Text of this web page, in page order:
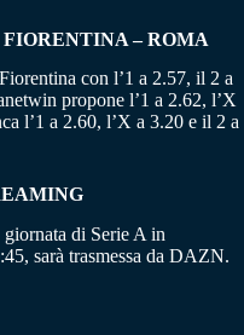
– ROMA
con l’1 a 2.57, il 2 a
propone l’1 a 2.62, l’X
l’1 a 2.60, l’X a 3.20 e il 2 a
di Serie A in
sarà trasmessa da DAZN.